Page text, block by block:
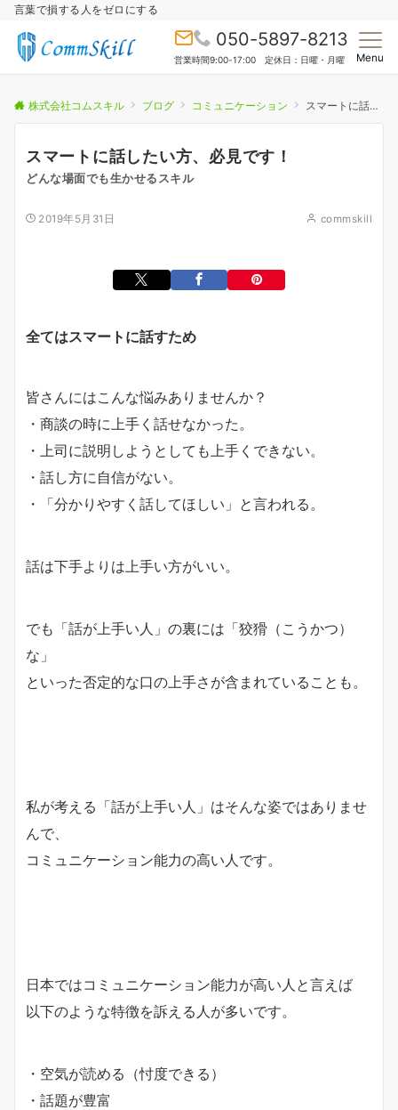
言葉で損する人をゼロにする
050-5897-8213
営業時間9:00-17:00 定休日：日曜・月曜 Menu
株式会社コムスキル ブログ コミュニケーション スマートに話したい方、必見です！
スマートに話したい方、必見です！
どんな場面でも生かせるスキル
2019年5月31日 commskill
全てはスマートに話すため
皆さんにはこんな悩みありませんか？
・商談の時に上手く話せなかった。
・上司に説明しようとしても上手くできない。
・話し方に自信がない。
・「分かりやすく話してほしい」と言われる。
話は下手よりは上手い方がいい。
でも「話が上手い人」の裏には「狡猾（こうかつ）
な」
といった否定的な口の上手さが含まれていることも。
私が考える「話が上手い人」はそんな姿ではありませ
んで、
コミュニケーション能力の高い人です。
日本ではコミュニケーション能力が高い人と言えば
以下のような特徴を訴える人が多いです。
・空気が読める（忖度できる）
・話題が豊富